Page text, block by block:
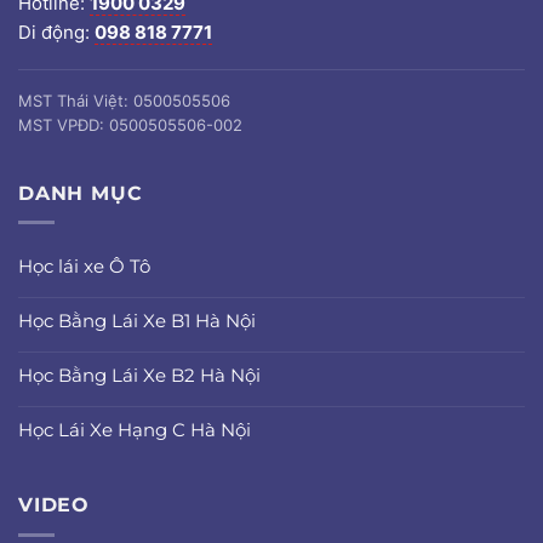
Di động: 098 818 7771
MST Thái Việt: 0500505506
MST VPĐD: 0500505506-002
DANH MỤC
Học lái xe Ô Tô
Học Bằng Lái Xe B1 Hà Nội
Học Bằng Lái Xe B2 Hà Nội
Học Lái Xe Hạng C Hà Nội
VIDEO